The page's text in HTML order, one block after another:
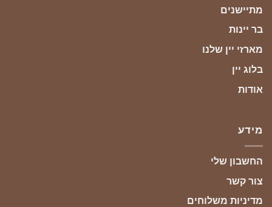
מתיישנים
בר יינות
מארזי יין שלנו
בלוג יין
אודות
מידע
החשבון שלי
צור קשר
מדיניות משלוחים